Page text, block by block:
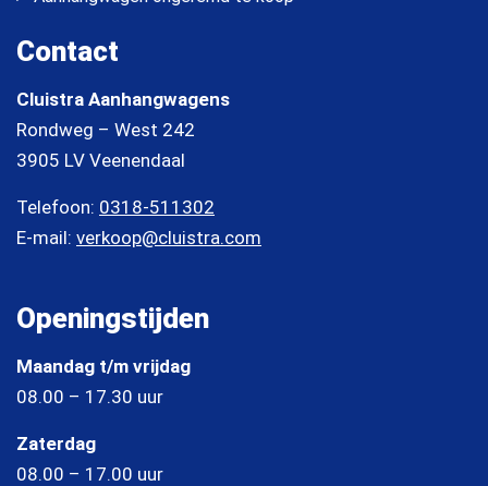
Contact
Cluistra Aanhangwagens
Rondweg – West 242
3905 LV Veenendaal
Telefoon: 0318-511302
E-mail: verkoop@cluistra.com
Openingstijden
Maandag t/m vrijdag
08.00 – 17.30 uur
Zaterdag
08.00 – 17.00 uur